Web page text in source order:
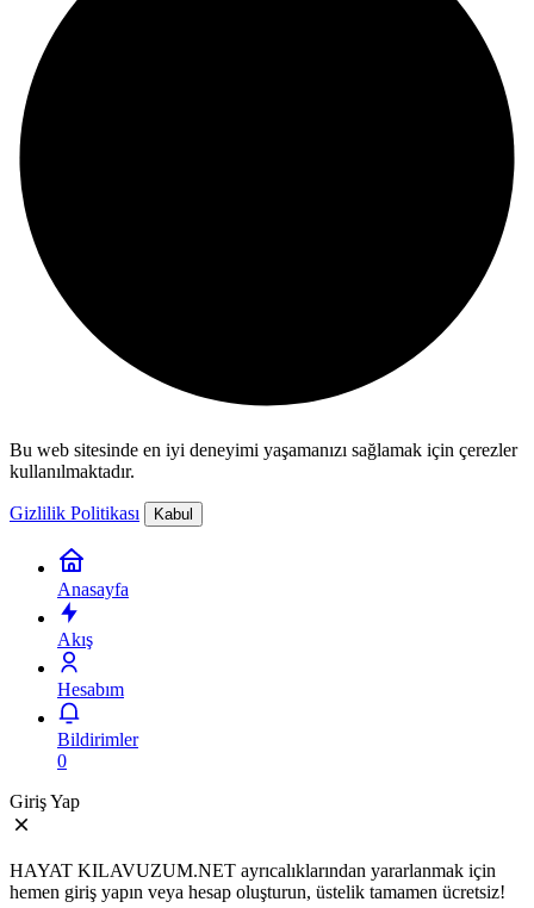
Bu web sitesinde en iyi deneyimi yaşamanızı sağlamak için çerezler
kullanılmaktadır.
Gizlilik Politikası Kabul
Anasayfa
Akış
Hesabım
Bildirimler
0
Giriş Yap
HAYAT KILAVUZUM.NET ayrıcalıklarından yararlanmak için
hemen giriş yapın veya hesap oluşturun, üstelik tamamen ücretsiz!